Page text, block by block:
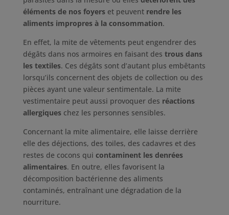
éléments de nos foyerset peuventrendre les
aliments impropres à la consommation.
En effet, la mite de vêtements peut engendrer des
dégâts dans nos armoires en faisant des trous dans
les textiles. Ces dégâts sont d’autant plus embêtants
lorsqu’ils concernent des objets de collection ou des
pièces ayant une valeur sentimentale. La mite
vestimentaire peut aussi provoquer des réactions
allergiques chez les personnes sensibles.
Concernant la mite alimentaire, elle laisse derrière
elle des déjections, des toiles, des cadavres et des
restes de cocons qui contaminent les denrées
alimentaires. En outre, elles favorisent la
décomposition bactérienne des aliments
contaminés, entraînant une dégradation de la
nourriture.